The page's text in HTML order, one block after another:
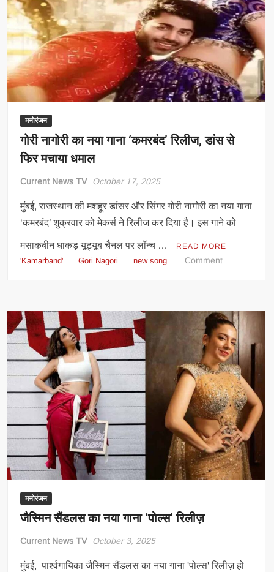
मनोरंजन
गोरी नागोरी का नया गाना ‘कमरबंद’ रिलीज, डांस से
फिर मचाया धमाल
Current News TV October 17, 2025
मुंबई, राजस्थान की मशहूर डांसर और सिंगर गोरी नागोरी का नया गाना
‘कमरबंद’ शुक्रवार को मेकर्स ने रिलीज कर दिया है। इस गाने को
मसाकबीन धाकड़ यूट्यूब चैनल पर लॉन्च … READ MORE
'Kamarband' Gori Nagori new song Commenton
नया
गाना
‘कमरबंद’
रिलीज,
डांस
से
फिर
मचाया
धमाल
मनोरंजन
जैस्मिन सैंडलस का नया गाना ‘पोल्स’ रिलीज़
Current News TV October 3, 2025
मुंबई, पार्श्वगायिका जैस्मिन सैंडलस का नया गाना 'पोल्स' रिलीज़ हो